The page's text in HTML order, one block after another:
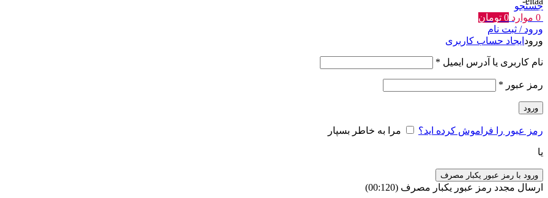
جستجو
0 موارد 0 تومان
ورود / ثبت نام
ورود ایجاد حساب کاربری
نام کاربری یا آدرس ایمیل *
رمز عبور *
ورود
رمز عبور را فراموش کرده اید؟ مرا به خاطر بسپار
یا
ورود با رمز عبور یکبار مصرف
ارسال مجدد رمز عبور یکبار مصرف (00:
120
)